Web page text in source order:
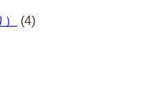
(4)